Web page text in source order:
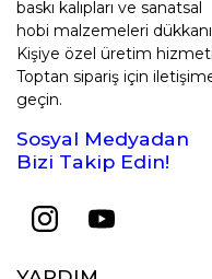
baskı kalıpları ve sanatsal
hobi malzemeleri
Kişiye özel üretim
Toptan sipariş için
geçin.
Sosyal Medyadan
Bizi Takip Edin!